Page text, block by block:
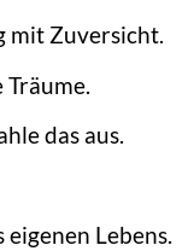
mit Zuversicht.
Träume.
das aus.
Lebens.